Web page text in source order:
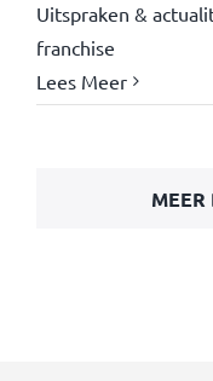
Uitspraken &
franchise
Lees Meer
MEER